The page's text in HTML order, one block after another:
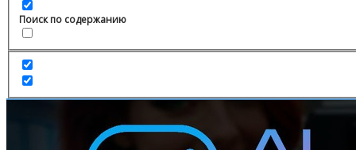
Поиск по содержанию